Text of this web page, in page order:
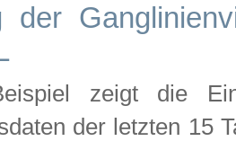
der
zeigt die
der letzten 15